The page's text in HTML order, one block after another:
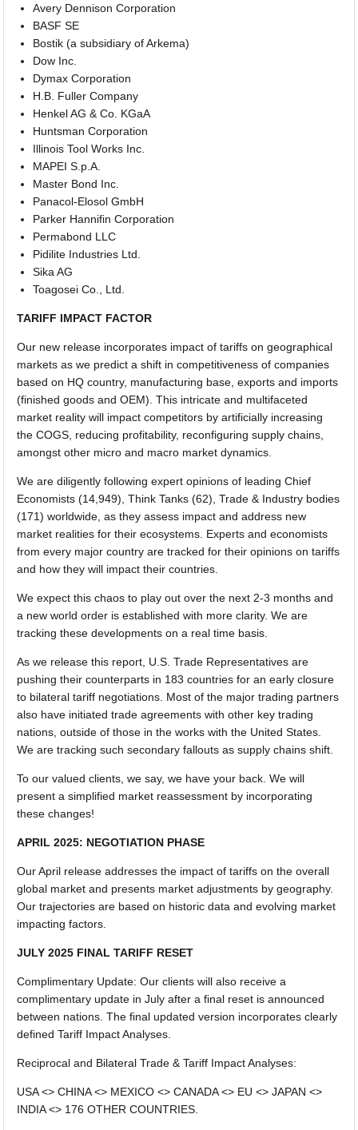
Avery Dennison Corporation
BASF SE
Bostik (a subsidiary of Arkema)
Dow Inc.
Dymax Corporation
H.B. Fuller Company
Henkel AG & Co. KGaA
Huntsman Corporation
Illinois Tool Works Inc.
MAPEI S.p.A.
Master Bond Inc.
Panacol-Elosol GmbH
Parker Hannifin Corporation
Permabond LLC
Pidilite Industries Ltd.
Sika AG
Toagosei Co., Ltd.
TARIFF IMPACT FACTOR
Our new release incorporates impact of tariffs on geographical
markets as we predict a shift in competitiveness of companies
based on HQ country, manufacturing base, exports and imports
(finished goods and OEM). This intricate and multifaceted
market reality will impact competitors by artificially increasing
the COGS, reducing profitability, reconfiguring supply chains,
amongst other micro and macro market dynamics.
We are diligently following expert opinions of leading Chief
Economists (14,949), Think Tanks (62), Trade & Industry bodies
(171) worldwide, as they assess impact and address new
market realities for their ecosystems. Experts and economists
from every major country are tracked for their opinions on tariffs
and how they will impact their countries.
We expect this chaos to play out over the next 2-3 months and
a new world order is established with more clarity. We are
tracking these developments on a real time basis.
As we release this report, U.S. Trade Representatives are
pushing their counterparts in 183 countries for an early closure
to bilateral tariff negotiations. Most of the major trading partners
also have initiated trade agreements with other key trading
nations, outside of those in the works with the United States.
We are tracking such secondary fallouts as supply chains shift.
To our valued clients, we say, we have your back. We will
present a simplified market reassessment by incorporating
these changes!
APRIL 2025: NEGOTIATION PHASE
Our April release addresses the impact of tariffs on the overall
global market and presents market adjustments by geography.
Our trajectories are based on historic data and evolving market
impacting factors.
JULY 2025 FINAL TARIFF RESET
Complimentary Update: Our clients will also receive a
complimentary update in July after a final reset is announced
between nations. The final updated version incorporates clearly
defined Tariff Impact Analyses.
Reciprocal and Bilateral Trade & Tariff Impact Analyses:
USA <> CHINA <> MEXICO <> CANADA <> EU <> JAPAN <>
INDIA <> 176 OTHER COUNTRIES.